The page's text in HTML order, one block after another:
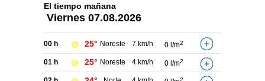
El tiempo mañana
Viernes 07.08.2026
00 h 25° Noreste 7 km/h 0 l/m2
01 h 25° Noreste 4 km/h 0 l/m2